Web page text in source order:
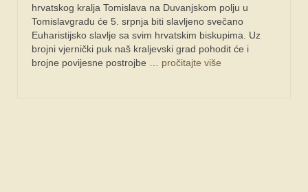
hrvatskog kralja Tomislava na Duvanjskom polju u
Tomislavgradu će 5. srpnja biti slavljeno svečano
Euharistijsko slavlje sa svim hrvatskim biskupima. Uz
brojni vjernički puk naš kraljevski grad pohodit će i
brojne povijesne postrojbe … pročitajte više